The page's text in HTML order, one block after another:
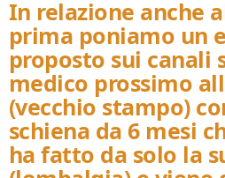
In relazione anche
prima poniamo un
proposto sui canali
medico prossimo
(vecchio stampo)
schiena da 6 mesi
ha fatto da solo la